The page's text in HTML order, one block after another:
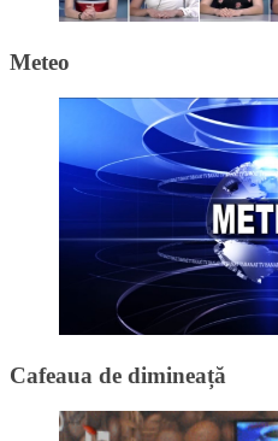
Meteo
Cafeaua de dimineață